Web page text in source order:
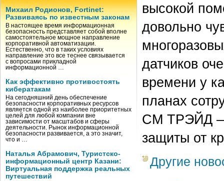
Михаил Родионов, Fortinet:
Развиваясь по известным законам
В настоящее время информационная
безопасность представляет собой вполне
самостоятельное мощное направление
корпоративной автоматизации.
Естественно, что в таких условиях
направление это все теснее связывается
с вопросами прикладной
информационной …
Как эффективно противостоять
кибератакам
На сегодняшний день обеспечение
безопасности корпоративных ресурсов
является одной из наиболее приоритетных
целей для любой компании вне
зависимости от масштабов и сферы
деятельности. Рынок информационной
безопасности развивается, а это значит,
что и …
Наталья Абрамович, Туристско-
информационный центр Казани:
Виртуальная поддержка реальных
путешествий
высокой
довольно
датчиков
времени у
планах
СМ ТРЭЙД –
защиты от
Другие